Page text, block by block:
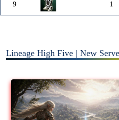
9
1
Lineage High Five | New